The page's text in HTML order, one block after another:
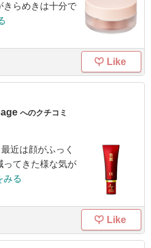
きらめきは十分で
Like
へのクチコミ
近は顔がふっく
ってきた様な気が
る
Like